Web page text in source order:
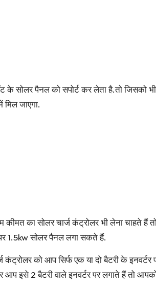
के सोलर पैनल को सपोर्ट कर लेता है.तो जिसको
जाएगा.
कीमत का सोलर चार्ज कंट्रोलर भी लेना चाहते
1.5kw सोलर पैनल लगा सकते हैं.
कंट्रोलर को आप सिर्फ एक या दो बैटरी के
इसे 2 बैटरी वाले इनवर्टर पर लगाते हैं तो